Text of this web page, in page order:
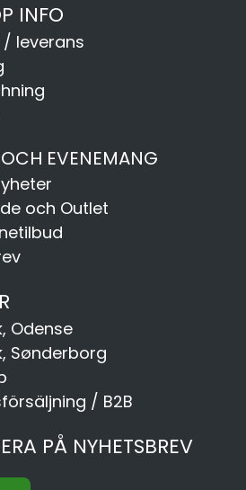
INFO
/ leverans
OCH EVENEMANG
och Outlet
Odense
Sønderborg
/ B2B
PÅ NYHETSBREV